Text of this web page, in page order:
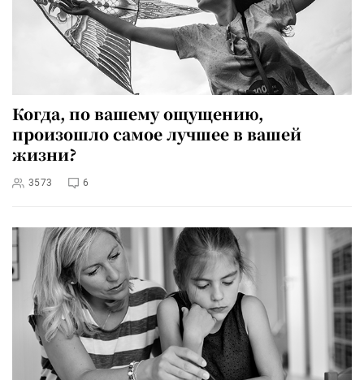
Когда, по вашему ощущению,
произошло самое лучшее в вашей
жизни?
3573 6